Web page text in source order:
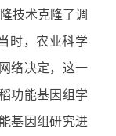
技术克隆了调
时，农业科学
络决定，这一
功能基因组学
基因组研究进